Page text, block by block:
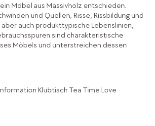
Möbel aus Massivholz entschieden.
und Quellen, Risse, Rissbildung und
auch produkttypische Lebenslinien,
sind charakteristische
Möbels und unterstreichen dessen
Klubtisch Tea Time Love